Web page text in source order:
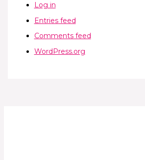
Log in
Entries feed
Comments feed
WordPress.org